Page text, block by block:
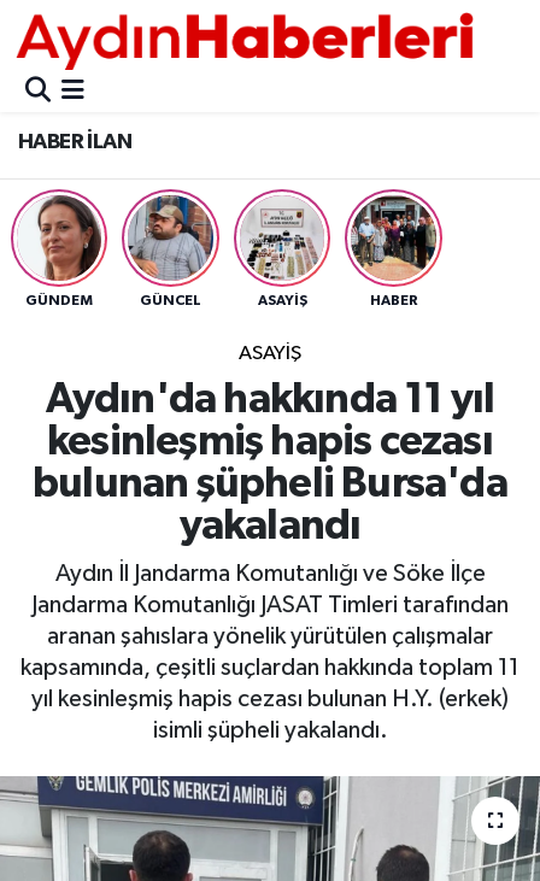
HABER İLAN
GÜNDEM GÜNCEL ASAYİŞ HABER
ASAYİŞ
Aydın'da hakkında 11 yıl
kesinleşmiş hapis cezası
bulunan şüpheli Bursa'da
yakalandı
Aydın İl Jandarma Komutanlığı ve Söke İlçe
Jandarma Komutanlığı JASAT Timleri tarafından
aranan şahıslara yönelik yürütülen çalışmalar
kapsamında, çeşitli suçlardan hakkında toplam 11
yıl kesinleşmiş hapis cezası bulunan H.Y. (erkek)
isimli şüpheli yakalandı.
GÜNCEL
POLİTİKA
BELEDİYELER
ASAYİŞ
BÜLTEN
ÇEVRE
DÜNYA
EGE
EĞİTİM
BİLİM VE TEKNOLOJİ
Aydın Nöbetçi Eczaneler
Aydın Hava Durumu
Aydin Namaz Vakitleri
Aydın Trafik Yoğunluk Haritası
Tüm Manşetler
Son Dakika Haberleri
Haber Arşivi